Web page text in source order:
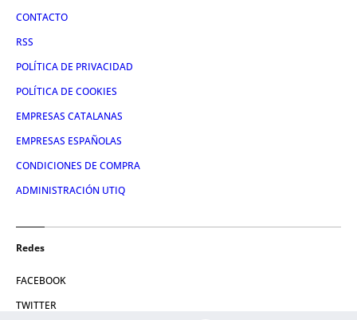
CONTACTO
RSS
POLÍTICA DE PRIVACIDAD
POLÍTICA DE COOKIES
EMPRESAS CATALANAS
EMPRESAS ESPAÑOLAS
CONDICIONES DE COMPRA
ADMINISTRACIÓN UTIQ
Redes
FACEBOOK
TWITTER